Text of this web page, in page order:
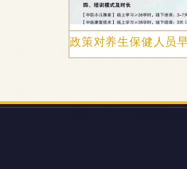
政策对养生保健人员